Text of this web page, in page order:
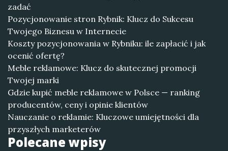
zadać
Pozycjonowanie stron Rybnik: Klucz do Sukcesu
Twojego Biznesu w Internecie
Koszty pozycjonowania w Rybniku: ile zapłacić i jak
ocenić ofertę?
Meble reklamowe: Klucz do skutecznej promocji
Twojej marki
Gdzie kupić meble reklamowe w Polsce — ranking
producentów, ceny i opinie klientów
Nauczanie o reklamie: Kluczowe umiejętności dla
przyszłych marketerów
Polecane wpisy